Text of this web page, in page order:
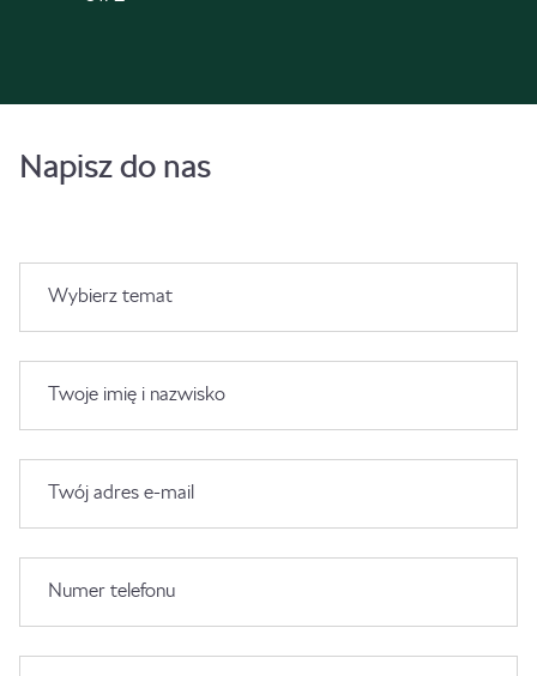
Napisz do nas
Wybierz temat
Twoje imię i nazwisko
Twój adres e-mail
Numer telefonu